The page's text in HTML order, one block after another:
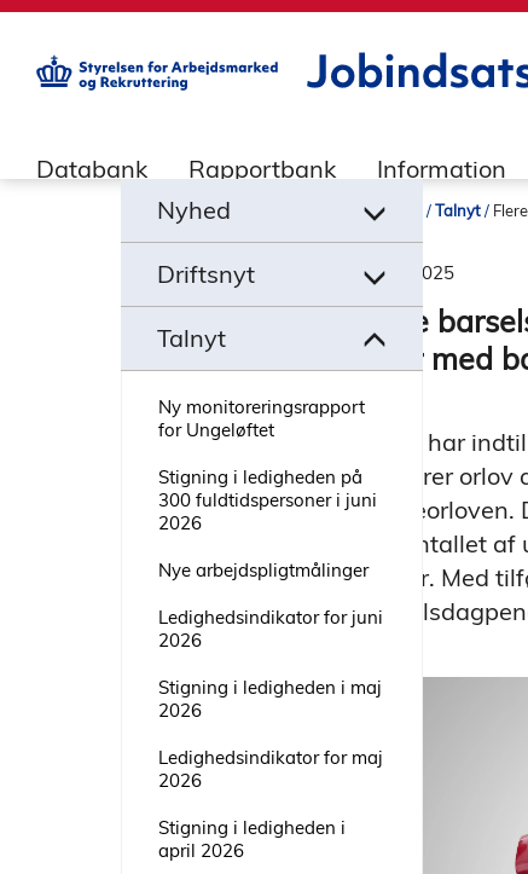
builddate: 2026-02-02 16:12:57
Databank Rapportbank Information
Ny monitoreringsrapport
for Ungeløftet
Stigning i ledigheden på
300 fuldtidspersoner i juni
2026
Nye arbejdspligtmålinger
Ledighedsindikator for juni
2026
Stigning i ledigheden i maj
2026
Ledighedsindikator for maj
2026
Stigning i ledigheden i
april 2026
Nyheder Talnyt
18.06.2025
Flere
uger med
STAR har
vedrører orlov
fædreorloven.
om antallet
leveår. Med